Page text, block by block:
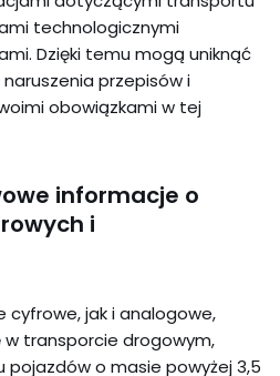
technologicznymi
Dzięki temu mogą uniknąć
przepisów i
obowiązkami w tej
informacje o
i
cyfrowe, jak i analogowe,
transporcie drogowym,
pojazdów o masie powyżej 3,5